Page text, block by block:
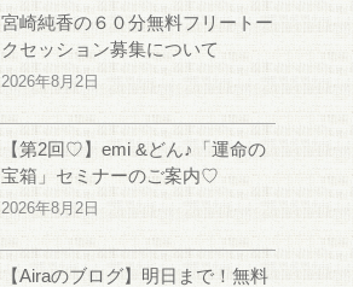
宮崎純香の６０分無料フリートー
クセッション募集について
2026年8月2日
【第2回♡】emi &どん♪「運命の
宝箱」セミナーのご案内♡
2026年8月2日
【Airaのブログ】明日まで！無料